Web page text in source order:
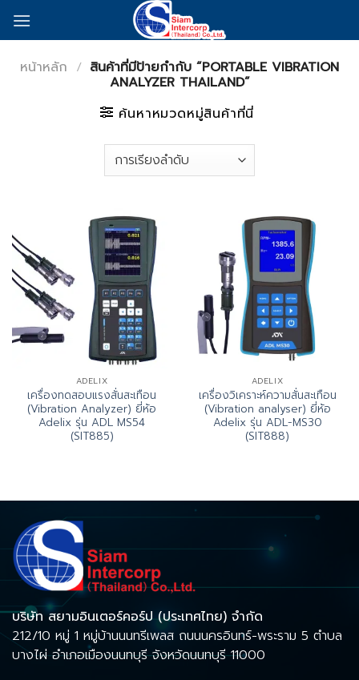
หน้าหลัก / สินค้าที่มีป้ายกำกับ “PORTABLE VIBRATION
ANALYZER THAILAND”
ค้นหาหมวดหมู่สินค้าที่นี่
ADELIX
เครื่องทดสอบแรงสั่นสะเทือน
(Vibration Analyzer) ยี่ห้อ
Adelix รุ่น ADL MS54
(SIT885)
ADELIX
เครื่องวิเคราะห์ความสั่นสะเทือน
(Vibration analyser) ยี่ห้อ
Adelix รุ่น ADL-MS30
(SIT888)
บริษัท สยามอินเตอร์คอร์ป (ประเทศไทย) จำกัด
212/10 หมู่ 1 หมู่บ้านนนทรีเพลส ถนนนครอินทร์-พระราม 5 ตำบล
บางไผ่ อำเภอเมืองนนทบุรี จังหวัดนนทบุรี 11000